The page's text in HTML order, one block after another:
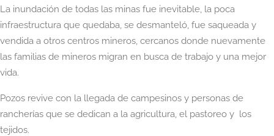
La inundación de todas las minas fue inevitable, la poca
infraestructura que quedaba, se desmanteló, fue saqueada y
vendida a otros centros mineros, cercanos donde nuevamente
las familias de mineros migran en busca de trabajo y una mejor
vida.
Pozos revive con la llegada de campesinos y personas de
rancherías que se dedican a la agricultura, el pastoreo y los
tejidos.